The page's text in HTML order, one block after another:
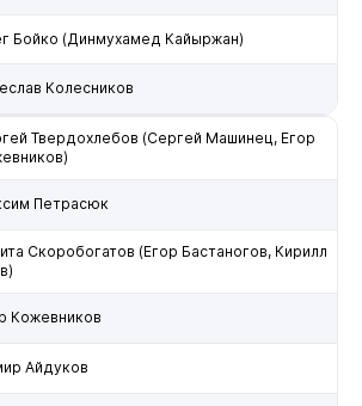
Бойко (Динмухамед Кайыржан)
Колесников
Твердохлебов (Сергей Машинец, Егор
Петрасюк
Скоробогатов (Егор Бастаногов, Кирилл
Кожевников
Айдуков